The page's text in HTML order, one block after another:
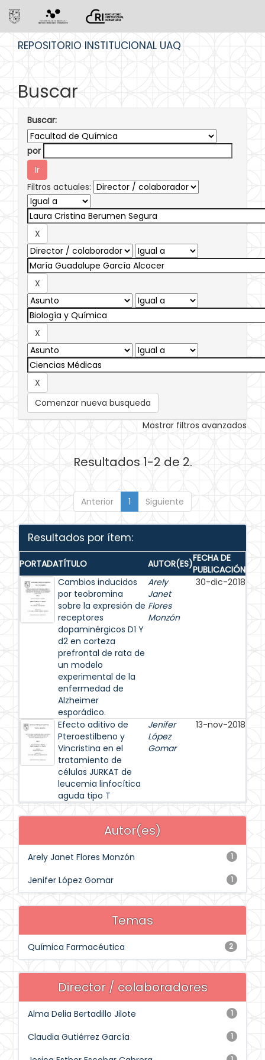
REPOSITORIO INSTITUCIONAL UAQ
Buscar
Buscar:
por
Filtros actuales:
Comenzar nueva busqueda
Mostrar filtros avanzados
Resultados 1-2 de 2.
Anterior 1 Siguiente
Resultados por ítem:
PORTADATÍTULO AUTOR(ES)FECHA DE
PUBLICACIÓN
Cambios inducidos
por teobromina
sobre la expresión de
receptores
dopaminérgicos D1 Y
d2 en corteza
prefrontal de rata de
un modelo
experimental de la
enfermedad de
Alzheimer
esporádico.
Arely
Janet
Flores
Monzón
30-dic-2018
Efecto aditivo de
Pteroestilbeno y
Vincristina en el
tratamiento de
células JURKAT de
leucemia linfocítica
aguda tipo T
Jenifer
López
Gomar
13-nov-2018
Autor(es)
1
Arely Janet Flores Monzón
1
Jenifer López Gomar
Temas
2
Química Farmacéutica
Director / colaboradores
1
Alma Delia Bertadillo Jilote
1
Claudia Gutiérrez García